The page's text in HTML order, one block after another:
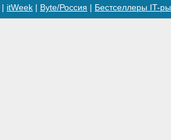
itWeek Byte/Россия Бестселлеры IT-